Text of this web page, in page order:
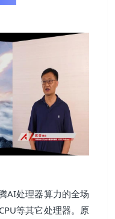
AI处理器算力的全场
等其它处理器。原